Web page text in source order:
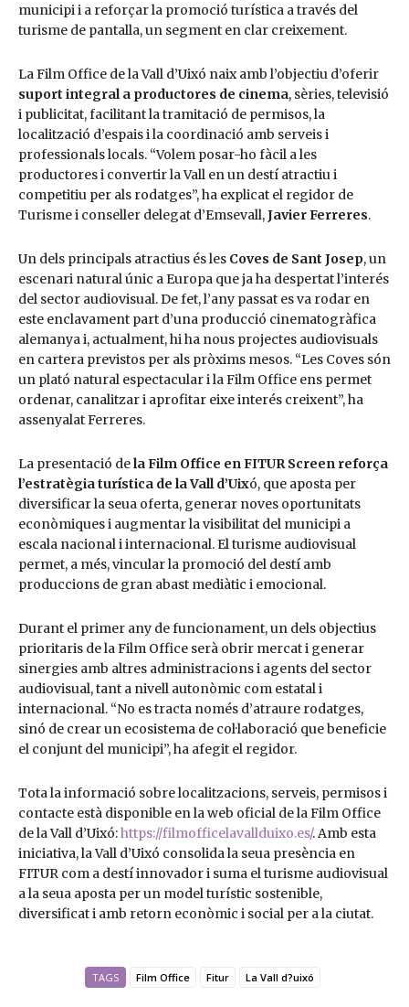
municipi i a reforçar la promoció turística a través del
turisme de pantalla, un segment en clar creixement.
La Film Office de la Vall d’Uixó naix amb l’objectiu d’oferir
suport integral a productores de cinema, sèries, televisió
i publicitat, facilitant la tramitació de permisos, la
localització d’espais i la coordinació amb serveis i
professionals locals. “Volem posar-ho fàcil a les
productores i convertir la Vall en un destí atractiu i
competitiu per als rodatges”, ha explicat el regidor de
Turisme i conseller delegat d’Emsevall,Javier Ferreres.
Un dels principals atractius és les Coves de Sant Josep, un
escenari natural únic a Europa que ja ha despertat l’interés
del sector audiovisual. De fet, l’any passat es va rodar en
este enclavament part d’una producció cinematogràfica
alemanya i, actualment, hi ha nous projectes audiovisuals
en cartera previstos per als pròxims mesos. “Les Coves són
un plató natural espectacular i la Film Office ens permet
ordenar, canalitzar i aprofitar eixe interés creixent”, ha
assenyalat Ferreres.
La presentació dela Film Office en FITUR Screen reforça
l’estratègia turística de la Vall d’Uixó, que aposta per
diversificar la seua oferta, generar noves oportunitats
econòmiques i augmentar la visibilitat del municipi a
escala nacional i internacional. El turisme audiovisual
permet, a més, vincular la promoció del destí amb
produccions de gran abast mediàtic i emocional.
Durant el primer any de funcionament, un dels objectius
prioritaris de la Film Office serà obrir mercat i generar
sinergies amb altres administracions i agents del sector
audiovisual, tant a nivell autonòmic com estatal i
internacional. “No es tracta només d’atraure rodatges,
sinó de crear un ecosistema de col·laboració que beneficie
el conjunt del municipi”, ha afegit el regidor.
Tota la informació sobre localitzacions, serveis, permisos i
contacte està disponible en la web oficial de la Film Office
de la Vall d’Uixó:https://filmofficelavallduixo.es/. Amb esta
iniciativa, la Vall d’Uixó consolida la seua presència en
FITUR com a destí innovador i suma el turisme audiovisual
a la seua aposta per un model turístic sostenible,
diversificat i amb retorn econòmic i social per a la ciutat.
TAGS Film Office Fitur La Vall d?uixó